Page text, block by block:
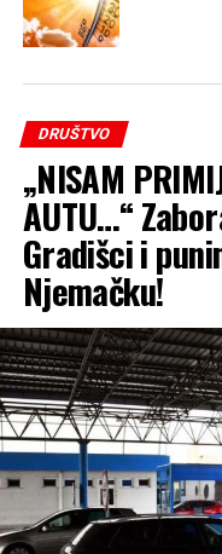
DRUŠTVO
„NISAM
AUTU…“
Gradišci i
Njemačku!